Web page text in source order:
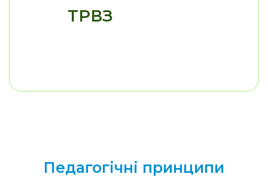
ТРВЗ
Педагогічні принципи